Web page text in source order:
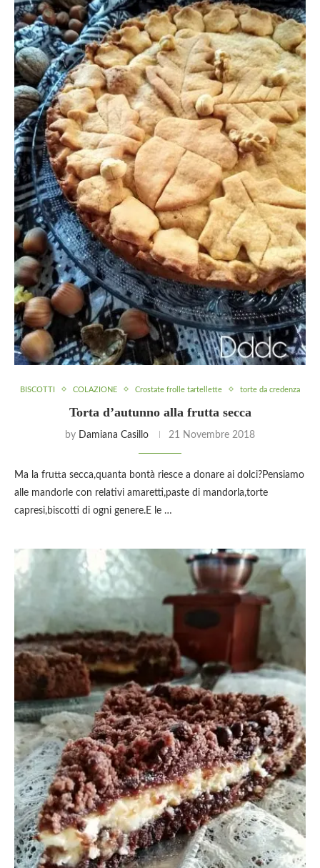
BISCOTTI COLAZIONE Crostate frolle tartellette torte da credenza
Torta d’autunno alla frutta secca
by Damiana Casillo 21 Novembre 2018
Ma la frutta secca,quanta bontà riesce a donare ai dolci?Pensiamo
alle mandorle con relativi amaretti,paste di mandorla,torte
capresi,biscotti di ogni genere.E le …